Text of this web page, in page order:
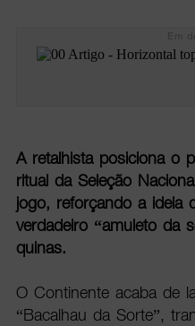
A retalhista posiciona o
ritual da Seleção
jogo, reforçando a ideia
verdadeiro “amuleto da
quinas.
O Continente acaba de
“Bacalhau da Sorte”,